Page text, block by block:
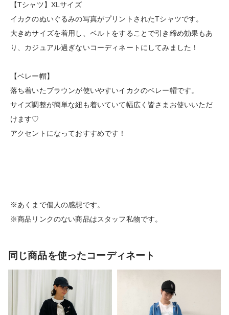
【Tシャツ】XLサイズ
イカクのぬいぐるみの写真がプリントされたTシャツです。
大きめサイズを着用し、ベルトをすることで引き締め効果もあ
り、カジュアル過ぎないコーディネートにしてみました！
【ベレー帽】
落ち着いたブラウンが使いやすいイカクのベレー帽です。
サイズ調整が簡単な紐も着いていて幅広く皆さまお使いいただ
けます♡
アクセントになっておすすめです！
※あくまで個人の感想です。
※商品リンクのない商品はスタッフ私物です。
同じ商品を使ったコーディネート